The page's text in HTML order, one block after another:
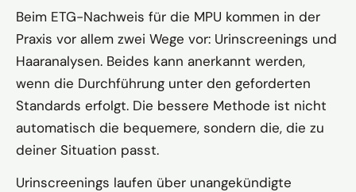
Beim ETG-Nachweis für die MPU kommen in der
Praxis vor allem zwei Wege vor: Urinscreenings und
Haaranalysen. Beides kann anerkannt werden,
wenn die Durchführung unter den geforderten
Standards erfolgt. Die bessere Methode ist nicht
automatisch die bequemere, sondern die, die zu
deiner Situation passt.
Urinscreenings laufen über unangekündigte